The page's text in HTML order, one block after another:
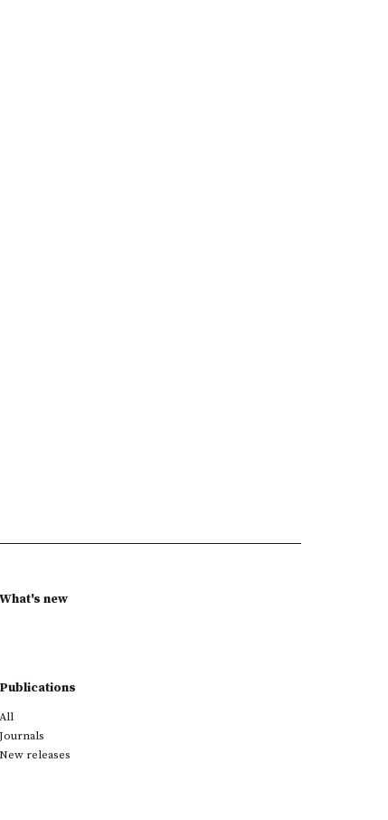
What's new
Publications
All
Journals
New releases